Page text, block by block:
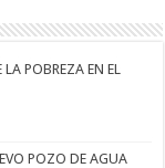
POBREZA EN EL
POZO DE AGUA